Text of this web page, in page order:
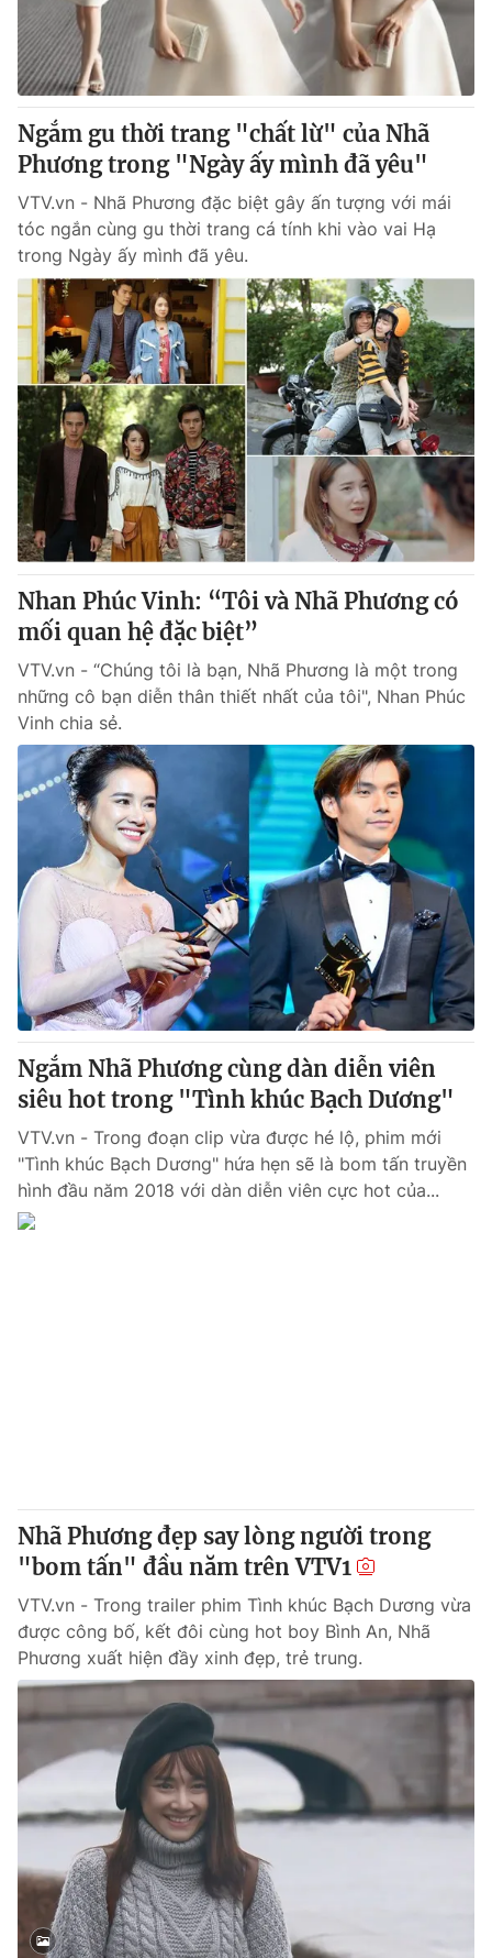
Sản phẩm
Thị trường
Tư vấn
Lịch phát sóng
Chuyên mục khác
Emagazine Podcast
Photo Infographic
Video Shorts video
VTV Money VTV Thể thao
VTV Sức khoẻ Bất động sản
Thị trường 24h Tấm lòng Việt
VTV4 Vươn mình bằng AI
VTV9 VTV8
Liên hệ tòa soạn English
THỜI BÁO VTV
Theo dõi báo trên
Cơ quan chủ quản:Đài Truyền hình Việt Nam
Cơ quan báo chí:Thời báo VTV
Giấy phép hoạt động báo in và báo điện tử số 483/GP-BTTTT
cấp ngày 29/12/2023
Tổng Biên tập:Vũ Thanh Thủy
Phó Tổng Biên tập:Nguyễn Thị Mỹ Hạnh, Phạm Quốc Thắng,
Nguyễn Trọng Ninh
Tổng đài VTV:024.38 355 931 - 024.38 355 932
Ðiện thoại Thời báo VTV:024.66 897 897
Email:
® Cấm sao chép dưới mọi hình thức nếu không có sự chấp
thông tin từ website này.
Ngắm gu thời trang "chất lừ" của Nhã
Phương trong "Ngày ấy mình đã yêu"
VTV.vn - Nhã Phương đặc biệt gây ấn tượng với mái
tóc ngắn cùng gu thời trang cá tính khi vào vai Hạ
trong Ngày ấy mình đã yêu.
Nhan Phúc Vinh: “Tôi và Nhã Phương có
mối quan hệ đặc biệt”
VTV.vn - “Chúng tôi là bạn, Nhã Phương là một trong
những cô bạn diễn thân thiết nhất của tôi", Nhan Phúc
Vinh chia sẻ.
Ngắm Nhã Phương cùng dàn diễn viên
siêu hot trong "Tình khúc Bạch Dương"
VTV.vn - Trong đoạn clip vừa được hé lộ, phim mới
"Tình khúc Bạch Dương" hứa hẹn sẽ là bom tấn truyền
hình đầu năm 2018 với dàn diễn viên cực hot của...
Nhã Phương đẹp say lòng người trong
"bom tấn" đầu năm trên VTV1
VTV.vn - Trong trailer phim Tình khúc Bạch Dương vừa
được công bố, kết đôi cùng hot boy Bình An, Nhã
Phương xuất hiện đầy xinh đẹp, trẻ trung.